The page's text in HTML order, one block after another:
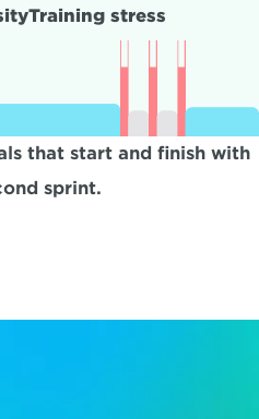
Training stress
that start and finish with
sprint.